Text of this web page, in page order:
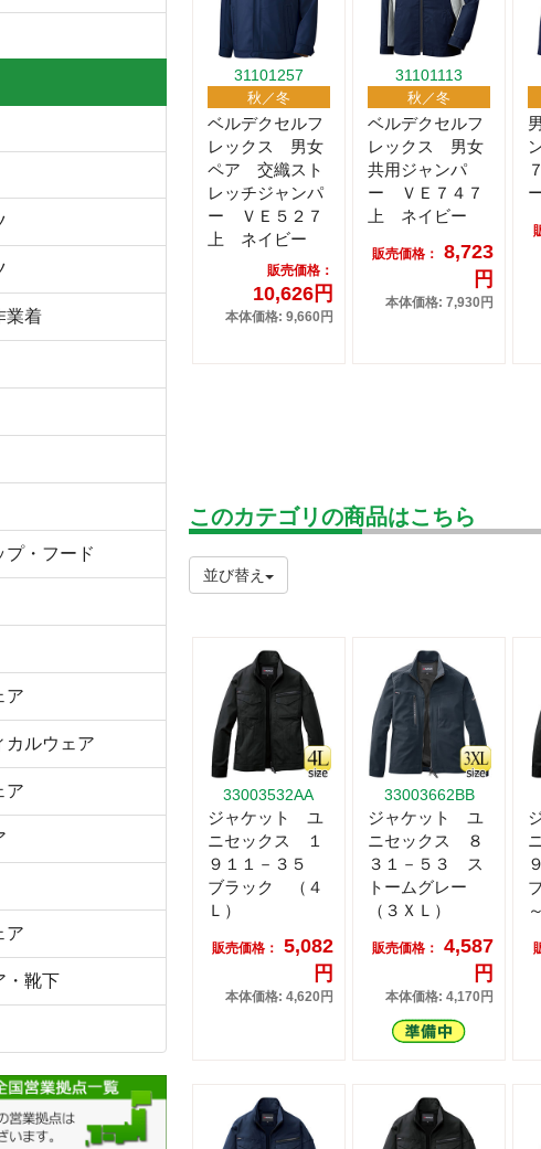
業着
プ・フード
ア
カルウェア
ア
ア
・靴下
31101257
秋／冬
ベルデクセルフ
レックス 男女
ペア 交織スト
レッチジャンパ
ー ＶＥ５２７
上 ネイビー
販売価格：
10,626円
本体価格: 9,660円
31101113
秋／冬
ベルデクセルフ
レックス 男女
共用ジャンパ
ー ＶＥ７４７
上 ネイビー
販売価格：
8,723
円
本体価格: 7,930円
このカテゴリの商品はこちら
並び替え
33003532AA
ジャケット ユ
ニセックス １
９１１－３５
ブラック （４
Ｌ）
販売価格：
5,082
円
本体価格: 4,620円
33003662BB
ジャケット ユ
ニセックス ８
３１－５３ ス
トームグレー
（３ＸＬ）
販売価格：
4,587
円
本体価格: 4,170円